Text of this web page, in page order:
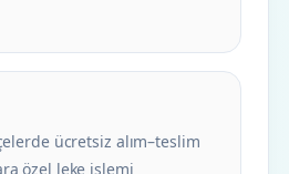
ücretsiz alım–teslim
özel leke işlemi